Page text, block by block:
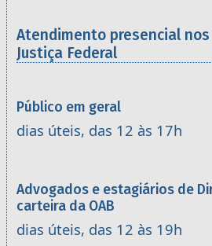
Atendimento presencial
Justiça Federal
Público em geral
dias úteis, das 12 às 17h
Advogados e estagiários de
carteira da OAB
dias úteis, das 12 às 19h